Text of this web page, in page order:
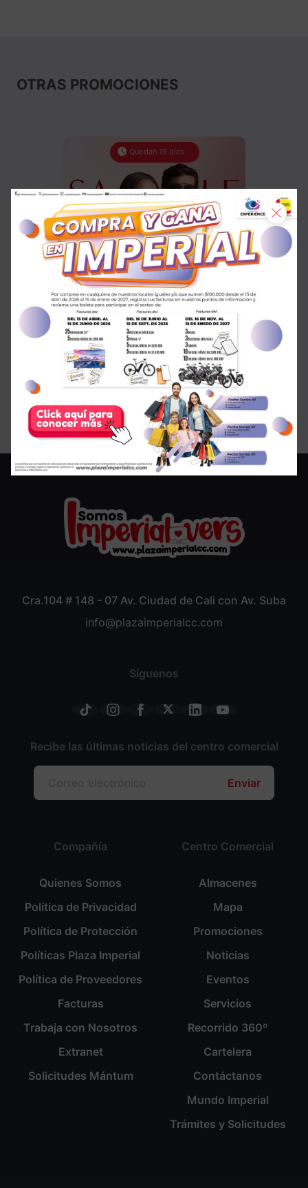
OTRAS PROMOCIONES
Quedan 19 días
¡SALE en GMO!
Cra.104 # 148 - 07 Av. Ciudad de Cali con Av. Suba
info@plazaimperialcc.com
Compañía
Quienes Somos
Política de Privacidad
Política de Protección
Políticas Plaza Imperial
Política de Proveedores
Facturas
Trabaja con Nosotros
Extranet
Solicitudes Mántum
Centro Comercial
Almacenes
Mapa
Promociones
Noticias
Eventos
Servicios
Recorrido 360º
Cartelera
Contáctanos
Mundo Imperial
Trámites y Solicitudes
Síguenos
Recibe las últimas noticias del centro comercial
Enviar